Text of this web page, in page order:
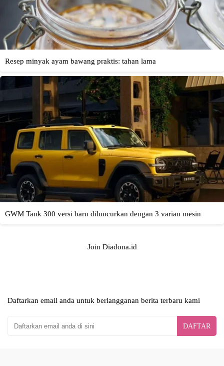
Join Diadona.id
Daftarkan email anda untuk berlangganan berita terbaru kami
DAFTAR